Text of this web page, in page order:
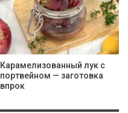
Карамелизованный лук с
портвейном — заготовка
впрок